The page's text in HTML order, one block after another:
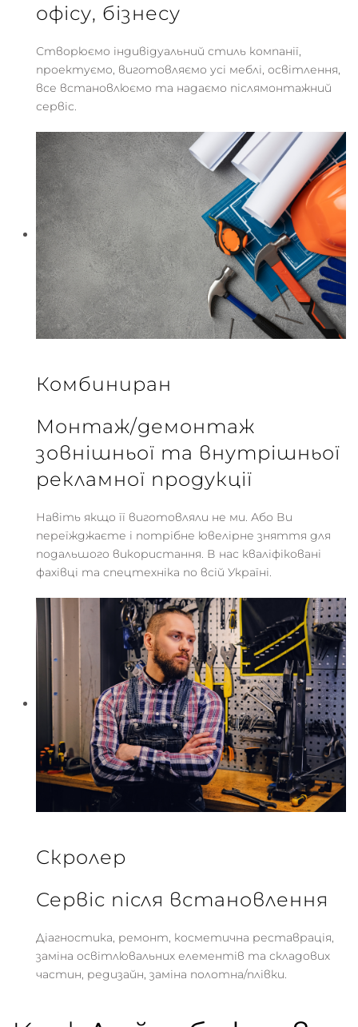
офісу, бізнесу
Створюємо індивідуальний стиль компанії,
проектуємо, виготовляємо усі меблі, освітлення,
все встановлюємо та надаємо післямонтажний
сервіс.
Комбиниран
Монтаж/демонтаж
зовнішньої та внутрішньої
рекламної продукції
Навіть якщо її виготовляли не ми. Або Ви
переїжджаєте і потрібне ювелірне зняття для
подальшого використання. В нас кваліфіковані
фахівці та спецтехніка по всій Україні.
Скролер
Сервіс після встановлення
Діагностика, ремонт, косметична реставрація,
заміна освітлювальних елементів та складових
частин, редизайн, заміна полотна/плівки.